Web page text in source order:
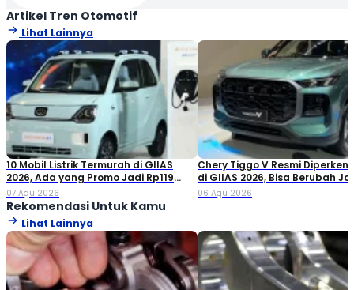
Artikel Tren Otomotif
Lihat Lainnya
10 Mobil Listrik Termurah di GIIAS
2026, Ada yang Promo Jadi Rp119
Jutaan!
07 Agu 2026
Chery Tiggo V Resmi
di GIIAS 2026, Bisa Berubah
Double Cabin
06 Agu 2026
Rekomendasi Untuk Kamu
Lihat Lainnya